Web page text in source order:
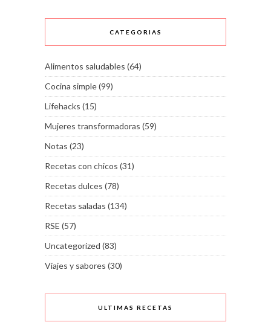
CATEGORIAS
Alimentos saludables (64)
Cocina simple(99)
Lifehacks (15)
Mujeres transformadoras (59)
Notas (23)
Recetas con chicos (31)
Recetas dulces (78)
Recetas saladas (134)
RSE (57)
Uncategorized (83)
Viajes y sabores (30)
ULTIMAS RECETAS